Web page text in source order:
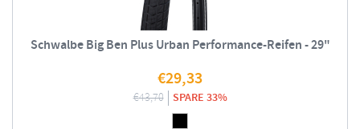
Schwalbe Big Ben Plus Urban Performance-Reifen - 29"
€29,33
€43,70 SPARE 33%